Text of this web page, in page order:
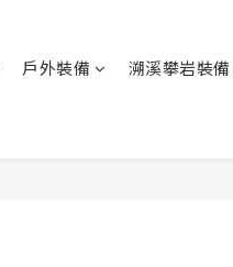
戶外裝備 溯溪攀岩裝備